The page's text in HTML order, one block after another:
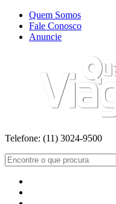
Quem Somos
Fale Conosco
Anuncie
Telefone: (11) 3024-9500